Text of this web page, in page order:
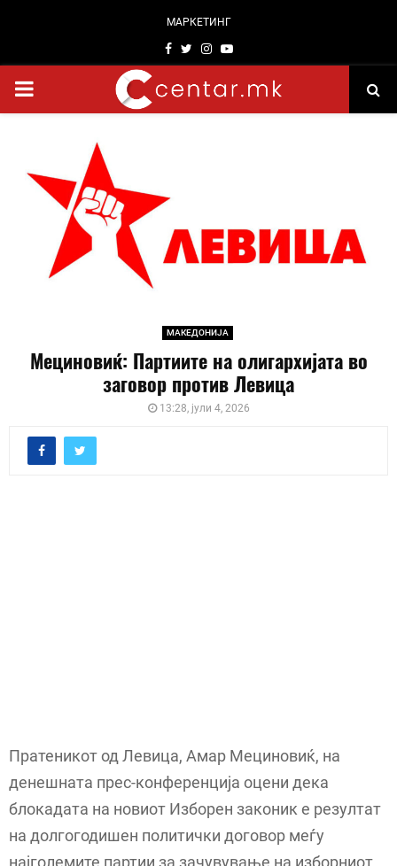
МАРКЕТИНГ
Facebook
TwitterInstagram
Youtube
PRIMARY
МАКЕДОНИЈА
Мециновиќ: Партиите на олигархијата во
заговор против Левица
13:28, јули 4, 2026
Пратеникот од Левица, Амар Мециновиќ, на
денешната прес-конференција оцени дека
блокадата на новиот Изборен законик е резултат
на долгогодишен политички договор меѓу
најголемите партии за зачувување на изборниот